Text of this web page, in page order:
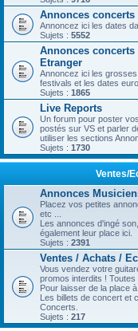
Annonces concerts
Annoncez ici les dates
Sujets : 5552
Annonces concerts
Etranger
Annoncez ici les
festivals et les dates
Sujets : 1865
Live Reports
Un forum pour poster
postés sur VS et parler
utiliser les sections
Sujets : 1730
Ventes/
Annonces
Placez vos petites
etc ...
Les annonces d'ingé
également leur place ici.
Sujets : 2391
Ventes / Achats /
Vous vendez votre
promos interdits !
Pour laisser de la place
Les billets de concert et
Concerts.
Sujets : 217